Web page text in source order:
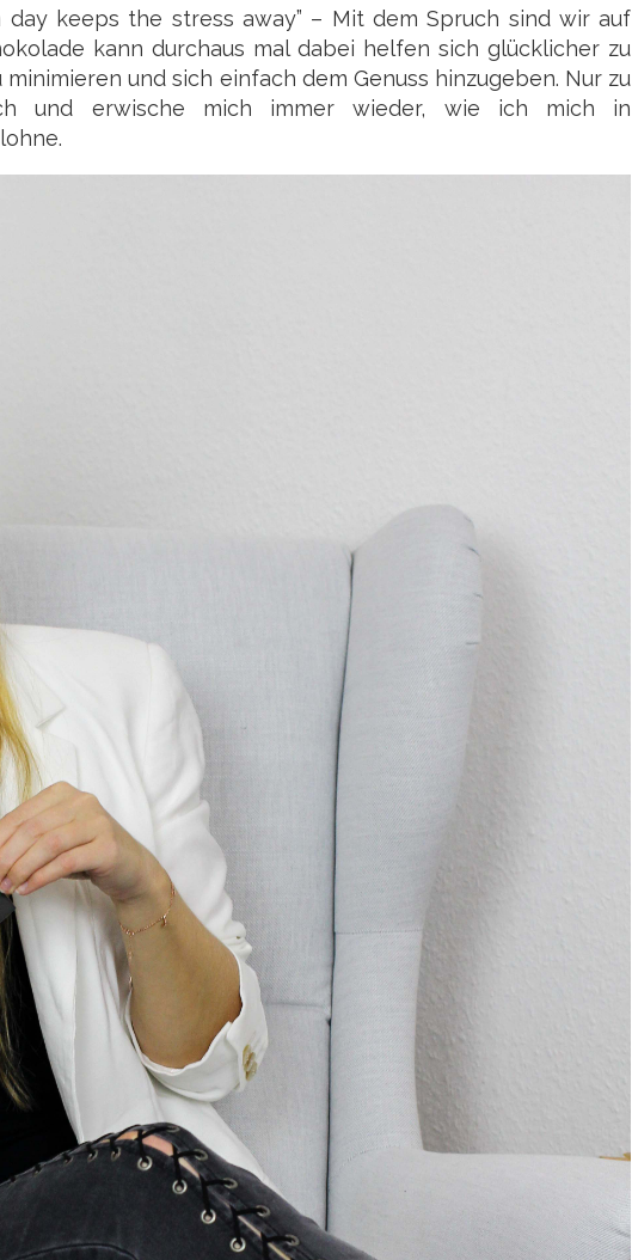
keeps the stress away” – Mit dem Spruch sind wir auf
kann durchaus mal dabei helfen sich glücklicher zu
und sich einfach dem Genuss hinzugeben. Nur zu
und erwische mich immer wieder, wie ich mich in